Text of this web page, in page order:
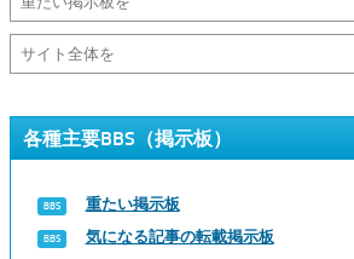
各種主要BBS（掲示板）
重たい掲示板
気になる記事の転載掲示板